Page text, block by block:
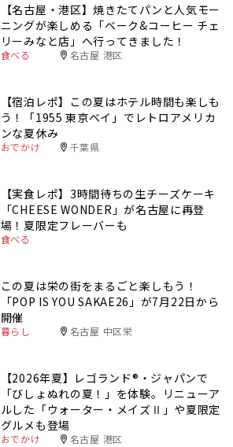
【名古屋・港区】焼きたてパンと人気モー
ニングが楽しめる「ベーク&コーヒー チェ
リーみなと店」へ行ってきました！
食べる 名古屋 港区
【宿泊レポ】この夏はホテル時間も楽しも
う！「1955 東京ベイ」でレトロアメリカ
ンな夏休み
おでかけ 千葉県
【実食レポ】3時間待ちの生チーズケーキ
「CHEESE WONDER」が名古屋に再登
場！夏限定フレーバーも
食べる
この夏は栄の街をまるごと楽しもう！
「POP IS YOU SAKAE26」が7月22日から
開催
暮らし 名古屋 中区栄
【2026年夏】レゴランド®・ジャパンで
「びしょぬれの夏！」を体験。リニューア
ルした「ウォーター・メイズⅡ」や夏限定
グルメも登場
おでかけ 名古屋 港区